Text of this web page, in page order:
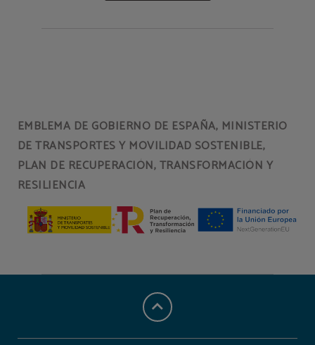
EMBLEMA DE GOBIERNO DE ESPAÑA, MINISTERIO
DE TRANSPORTES Y MOVILIDAD SOSTENIBLE,
PLAN DE RECUPERACIÓN, TRANSFORMACIÓN Y
RESILIENCIA